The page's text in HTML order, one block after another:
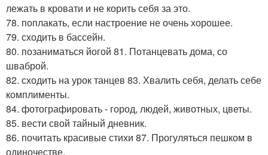
лежать в кровати и не корить себя за это.
78. поплакать, если настроение не очень хорошее.
79. сходить в бассейн.
80. позаниматься йогой 81. Потанцевать дома, со
шваброй.
82. сходить на урок танцев 83. Хвалить себя, делать себе
комплименты.
84. фотографировать - город, людей, животных, цветы.
85. вести свой тайный дневник.
86. почитать красивые стихи 87. Прогуляться пешком в
одиночестве.